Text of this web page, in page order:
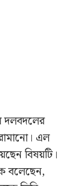
দলবদলের
এল
বিষয়টি।
বলেছেন,